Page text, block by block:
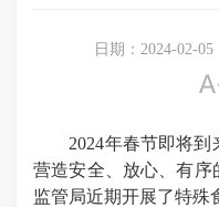
日期：2024-02-05
2024年春节即将到
营造安全、放心、有序
监管局近期开展了特殊